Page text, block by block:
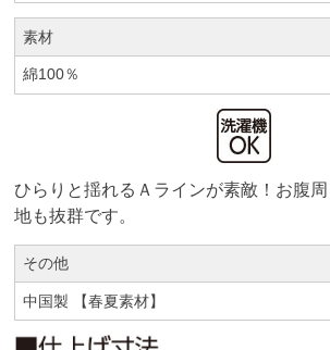
素材
綿100％
ひらりと揺れるＡラインが素敵！お腹
地も抜群です。
その他
中国製 【春夏素材】